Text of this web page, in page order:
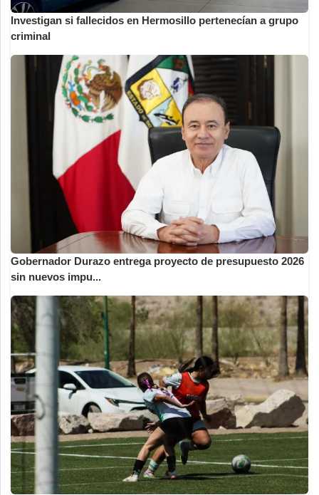
Investigan si fallecidos en Hermosillo pertenecían a grupo
criminal
Gobernador Durazo entrega proyecto de presupuesto 2026
sin nuevos impu...